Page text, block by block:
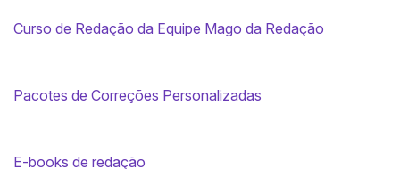
Curso de Redação da Equipe Mago da Redação
Pacotes de Correções Personalizadas
E-books de redação